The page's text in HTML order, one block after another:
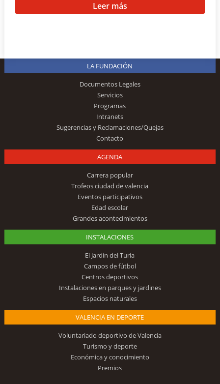
Leer más
LA FUNDACIÓN
Documentos Legales
Servicios
Programas
Intranets
Sugerencias y Reclamaciones/Quejas
Contacto
AGENDA
Carrera popular
Trofeos ciudad de valencia
Eventos participativos
Edad escolar
Grandes acontecimientos
INSTALACIONES
El Jardín del Turia
Campos de fútbol
Centros deportivos
Instalaciones en parques y jardines
Espacios naturales
VALENCIA EN DEPORTE
Voluntariado deportivo de Valencia
Turismo y deporte
Económica y conocimiento
Premios